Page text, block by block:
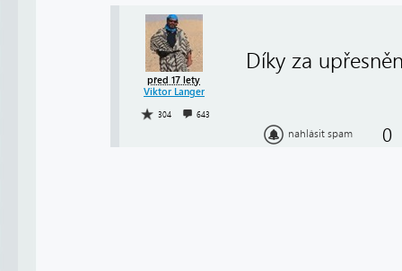
před 17 lety
Viktor Langer
304 643
Díky za
nahlásit spam 0